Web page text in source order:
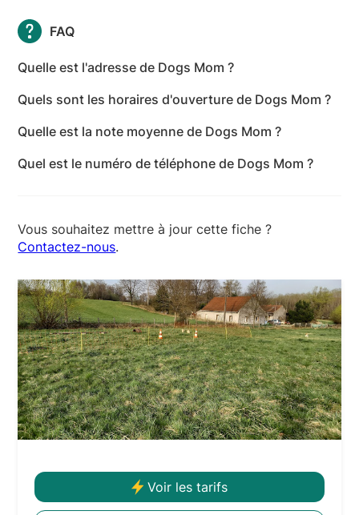
FAQ
Quelle est l'adresse de Dogs Mom ?
Route de Taignevaux, 39120 Les Hays - Jura
Quels sont les horaires d'ouverture de Dogs Mom ?
suivants : lundi: 08:00-20:00 - mardi: 08:00-20:00 -
mercredi: 08:00-20:00 - jeudi: 08:00-20:00 -
vendredi: 08:00-20:00 - samedi: 08:00-20:00 -
Quelle est la note moyenne de Dogs Mom ?
de 5 sur 5.
Quel est le numéro de téléphone de Dogs Mom ?
Vous souhaitez mettre à jour cette fiche ?
Contactez-nous.
Voir les tarifs